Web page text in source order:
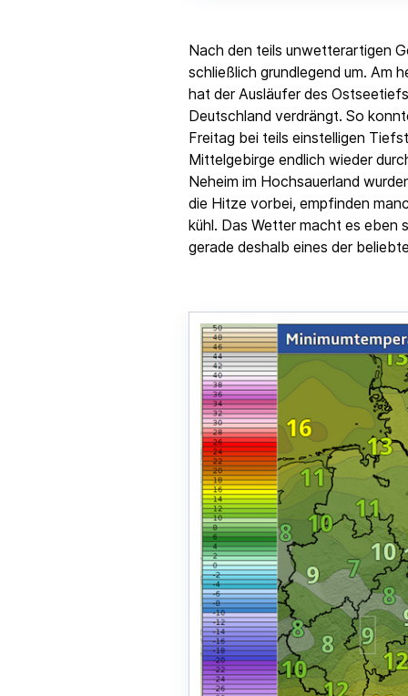
Nach den teils unwetterartigen
schließlich grundlegend um. Am
hat der Ausläufer des
Deutschland verdrängt. So
Freitag bei teils einstelligen
Mittelgebirge endlich wieder
Neheim im Hochsauerland
die Hitze vorbei, empfinden
kühl. Das Wetter macht es eben
gerade deshalb eines der